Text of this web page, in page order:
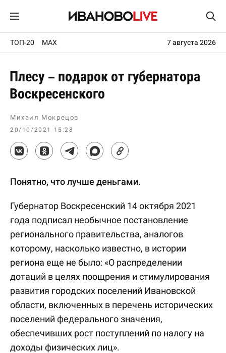
ТОП-20 MAX 7 августа 2026
Плесу – подарок от губернатора
Воскресенского
Михаил Мокрецов
20/10/2021 15:28
Понятно, что лучше деньгами.
Губернатор Воскресенский 14 октября 2021
года подписал необычное постановление
регионального правительства, аналогов
которому, насколько известно, в истории
региона еще не было: «О распределении
дотаций в целях поощрения и стимулирования
развития городских поселений Ивановской
области, включенных в перечень исторических
поселений федерального значения,
обеспечивших рост поступлений по налогу на
доходы физических лиц».